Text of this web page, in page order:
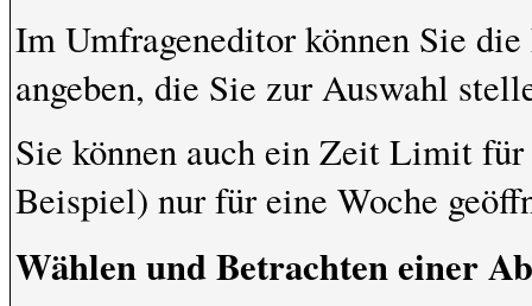
Im Umfrageneditor können Sie
angeben, die Sie zur Auswahl
Sie können auch ein Zeit Limit
Beispiel) nur für eine Woche
Wählen und Betrachten einer